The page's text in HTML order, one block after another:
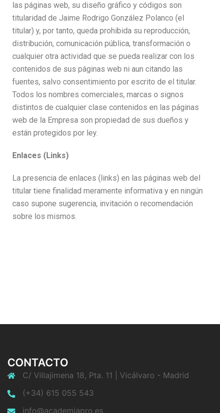
las páginas web, su diseño gráfico y códigos son
titularidad de Jaime Rodrigo González Polanco (el
titular) y, por tanto, queda prohibida su reproducción,
distribución, comunicación pública, transformación o
cualquier otra actividad que se pueda realizar con los
contenidos de sus páginas web ni aun citando las
fuentes, salvo consentimiento por escrito de el titular.
Todos los nombres comerciales, marcas o signos
distintos de cualquier clase contenidos en las páginas
web de la Empresa son propiedad de sus dueños y
están protegidos por ley.
Enlaces (Links)
La presencia de enlaces (links) en las páginas web del
titular tiene finalidad meramente informativa y en ningún
caso supone sugerencia, invitación o recomendación
sobre los mismos.
CONTACTO
C/ Villajimena 18, Pta. 11 | Vicálvaro - Madrid
(+34) 615 055 543
info@academiapro.es